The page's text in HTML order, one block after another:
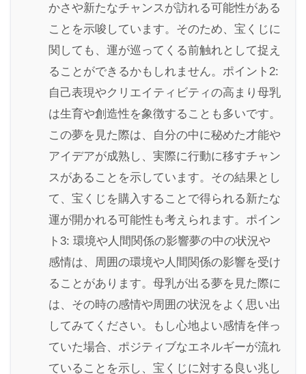
かさや新たなチャンスが訪れる可能性がある
ことを示唆しています。そのため、宝くじに
関しても、運が巡ってくる前触れとして捉え
ることができるかもしれません。ポイント2:
自己表現やクリエイティビティの高まり母乳
は生育や創造性を象徴することも多いです。
この夢を見た際は、自分の中に秘めた才能や
アイデアが成熟し、実際に行動に移すチャン
スがあることを示しています。その結果とし
て、宝くじを購入することで得られる新たな
運が開かれる可能性も考えられます。ポイン
ト3: 環境や人間関係の影響夢の中の状況や
感情は、周囲の環境や人間関係の影響を受け
ることがあります。母乳が出る夢を見た際に
は、その時の感情や周囲の状況をよく思い出
してみてください。もし心地よい感情を伴っ
ていた場合、ポジティブなエネルギーが流れ
ていることを示し、宝くじに対する良い兆し